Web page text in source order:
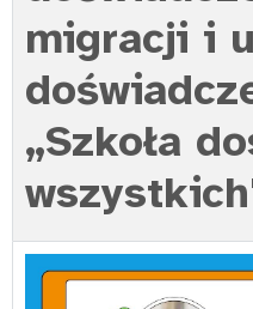
migracji i
„Szkoła